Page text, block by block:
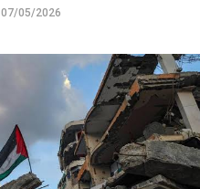
07/05/2026